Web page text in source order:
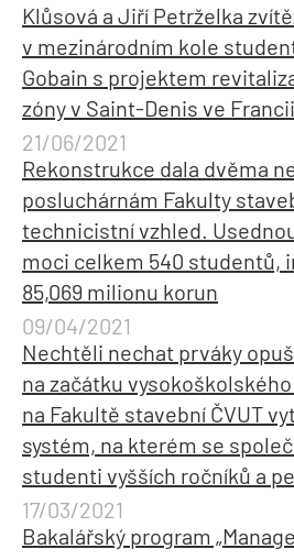
Klůsová a Jiří Petrželka
v mezinárodním kole
Gobain s projektem
zóny v Saint-Denis ve Francii
21/06/2021
Rekonstrukce dala dvěma
posluchárnám Fakulty
technicistní vzhled.
moci celkem 540 studentů,
85,069 milionu korun
09/04/2021
Nechtěli nechat prváky
na začátku
na Fakultě stavební ČVUT
systém, na kterém se
studenti vyšších ročníků a
17/03/2021
Bakalářský program